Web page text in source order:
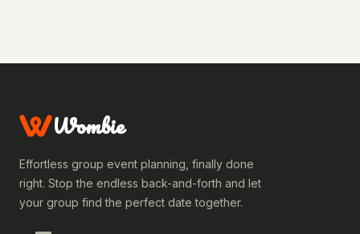
Wombie
Effortless group event planning, finally done
right. Stop the endless back-and-forth and let
your group find the perfect date together.